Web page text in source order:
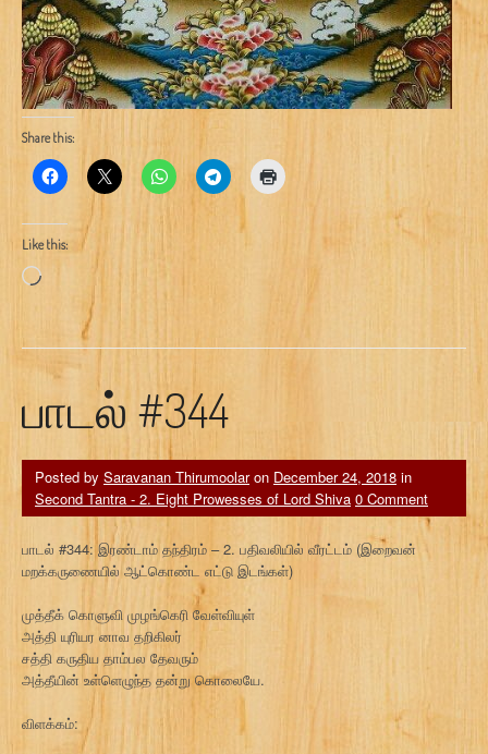
Share this:
Like this:
Loading…
பாடல் #344
Posted by Saravanan Thirumoolaron December 24, 2018 in
Second Tantra - 2. Eight Prowesses of Lord Shiva 0 Comment
பாடல் #344: இரண்டாம் தந்திரம் – 2. பதிவலியில் வீரட்டம் (இறைவன்
மறக்கருணையில் ஆட்கொண்ட எட்டு இடங்கள்)
முத்தீக் கொளுவி முழங்கெரி வேள்வியுள்
அத்தி யுரியர னாவ தறிகிலர்
சத்தி கருதிய தாம்பல தேவரும்
அத்தீயின் உள்ளெழுந்த தன்று கொலையே.
விளக்கம்: